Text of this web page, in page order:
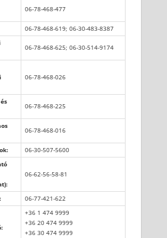
06-78-468-477
06-78-468-619; 06-30-483-8387
06-78-468-625; 06-30-514-9174
06-78-468-026
06-78-468-225
06-78-468-016
06-30-507-5600
06-62-56-58-81
06-77-421-622
+36 1 474 9999
+36 20 474 9999
+36 30 474 9999